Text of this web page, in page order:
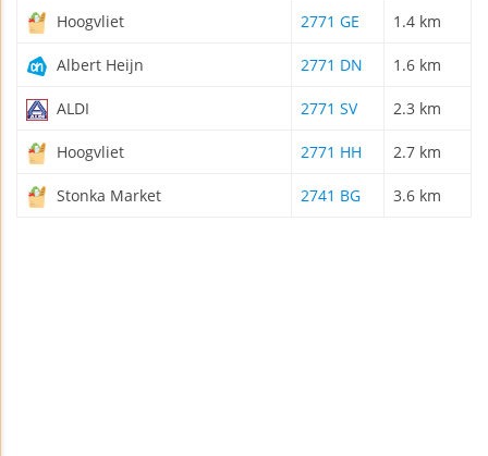
Hoogvliet 2771 GE 1.4 km
Albert Heijn 2771 DN 1.6 km
ALDI 2771 SV 2.3 km
Hoogvliet 2771 HH 2.7 km
Stonka Market 2741 BG 3.6 km